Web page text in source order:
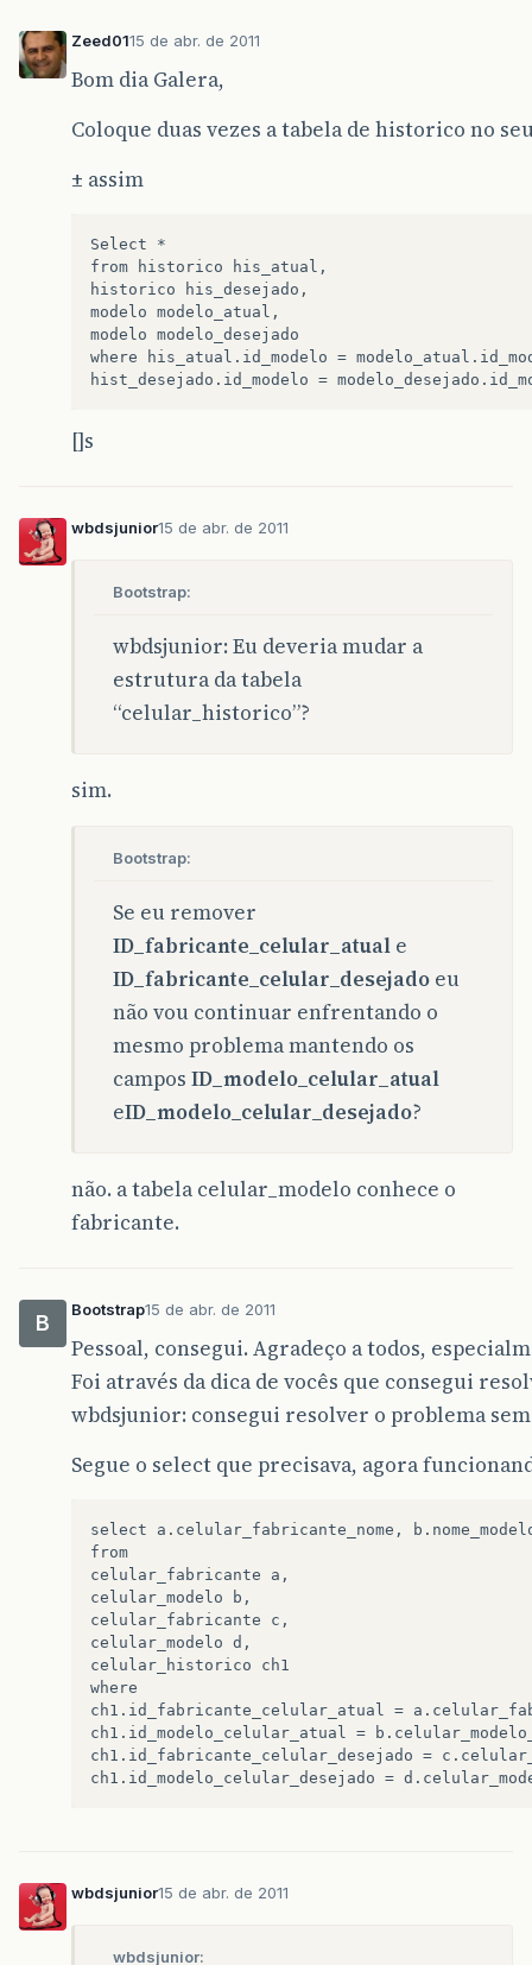
Zeed0115 de abr. de 2011
Bom dia Galera,
Coloque duas vezes a tabela de historico no
± assim
Select *
from historico his_atual,
historico his_desejado,
modelo modelo_atual,
modelo modelo_desejado
where his_atual.id_modelo =
[]s
wbdsjunior15 de abr. de 2011
Bootstrap:
wbdsjunior: Eu deveria mudar a
estrutura da tabela
“celular_historico”?
sim.
Bootstrap:
Se eu remover
ID_fabricante_celular_atual e
ID_fabricante_celular_desejado eu
não vou continuar enfrentando o
mesmo problema mantendo os
campos ID_modelo_celular_atual
eID_modelo_celular_desejado?
não. a tabela celular_modelo conhece o
fabricante.
B
Bootstrap15 de abr. de 2011
Pessoal, consegui. Agradeço a todos,
Foi através da dica de vocês que consegui
wbdsjunior: consegui resolver o problema
Segue o select que precisava, agora
select a.celular_fabricante_nome,
from
celular_fabricante a,
celular_modelo b,
celular_fabricante c,
celular_modelo d,
celular_historico ch1
where
ch1.id_fabricante_celular_atual =
ch1.id_modelo_celular_atual =
ch1.id_fabricante_celular_desejado =
wbdsjunior15 de abr. de 2011
wbdsjunior: